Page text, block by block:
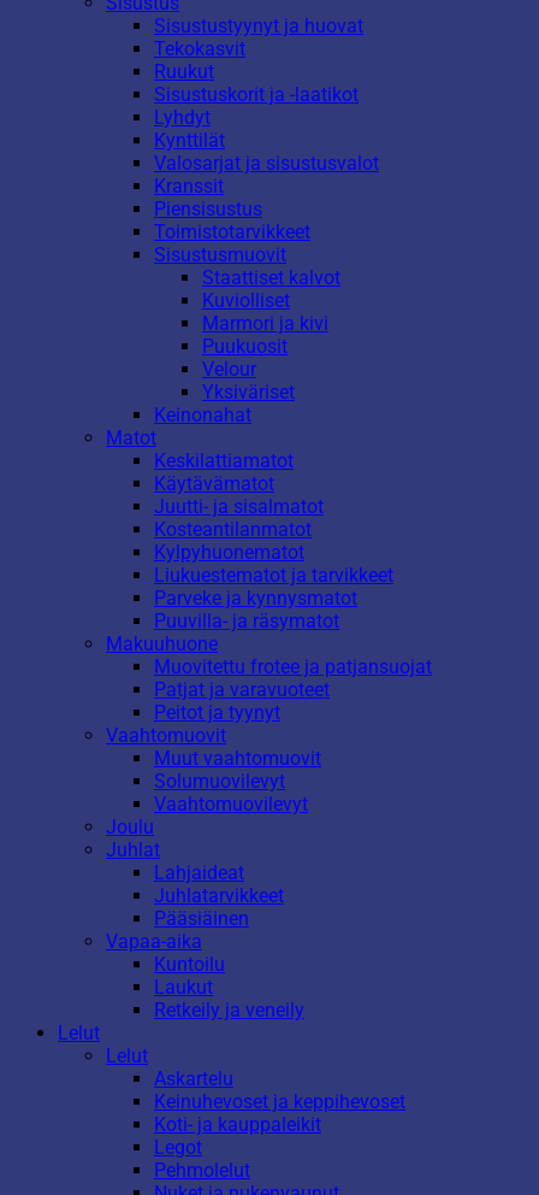
Sisustustyynyt ja huovat
Tekokasvit
Ruukut
Sisustuskorit ja -laatikot
Lyhdyt
Kynttilät
Valosarjat ja sisustusvalot
Kranssit
Piensisustus
Toimistotarvikkeet
Sisustusmuovit
Staattiset kalvot
Kuviolliset
Marmori ja kivi
Puukuosit
Velour
Yksiväriset
Keinonahat
Matot
Keskilattiamatot
Käytävämatot
Juutti- ja sisalmatot
Kosteantilanmatot
Kylpyhuonematot
Liukuestematot ja tarvikkeet
Parveke ja kynnysmatot
Puuvilla- ja räsymatot
Makuuhuone
Muovitettu frotee ja patjansuojat
Patjat ja varavuoteet
Peitot ja tyynyt
Vaahtomuovit
Muut vaahtomuovit
Solumuovilevyt
Vaahtomuovilevyt
Joulu
Juhlat
Lahjaideat
Juhlatarvikkeet
Pääsiäinen
Vapaa-aika
Kuntoilu
Laukut
Retkeily ja veneily
Lelut
Lelut
Askartelu
Keinuhevoset ja keppihevoset
Koti- ja kauppaleikit
Legot
Pehmolelut